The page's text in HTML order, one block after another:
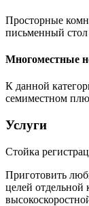
Просторные
письменный
Многоместные
К данной
семиместном
Услуги
Стойка
Приготовить
целей отдельной